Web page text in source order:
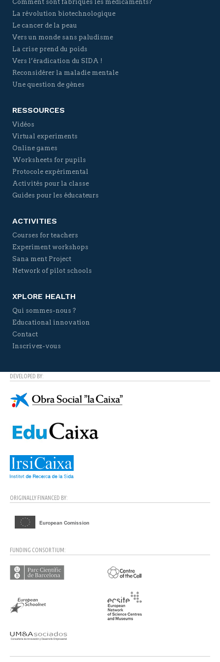
Comment sont fabriqués les médicaments?
La révolution biotechnologique
Le cancer de la peau
Vers un monde sans paludisme
La crise prend du poids
Vers l’éradication du SIDA !
Reconsidérer la maladie mentale
Une question de gènes
RESSOURCES
Vidéos
Virtual experiments
Online games
Worksheets for pupils
Protocole expérimental
Activités pour la classe
Guides pour les éducateurs
ACTIVITIES
Courses for teachers
Experiment workshops
Sana ment Project
Network of pilot schools
XPLORE HEALTH
Qui sommes-nous ?
Educational innovation
Contact
Inscrivez-vous
DEVELOPED BY:
ORIGINALLY FINANCED BY:
FUNDING CONSORTIUM: